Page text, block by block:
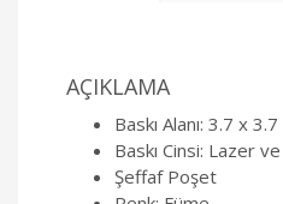
AÇIKLAMA
Baskı Alanı: 3.7 x
Baskı Cinsi: Lazer
Şeffaf Poşet